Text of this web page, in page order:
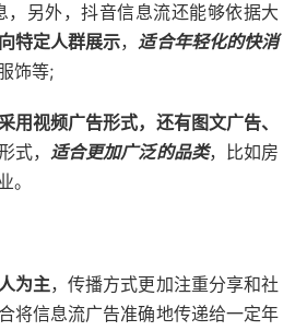
另外，抖音信息流还能够依据大
特定人群展示，适合年轻化的快消
饰等;
用视频广告形式，还有图文广告、
式，适合更加广泛的品类，比如房
。
为主，传播方式更加注重分享和社
将信息流广告准确地传递给一定年